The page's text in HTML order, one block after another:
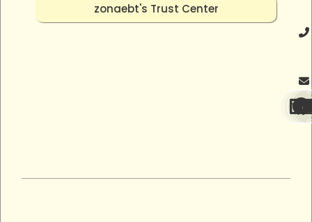
zonaebt's Trust Center